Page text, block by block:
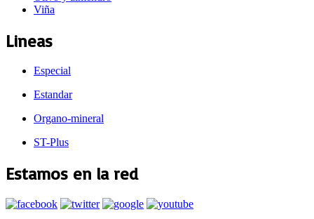
Viña
Lineas
Especial
Estandar
Organo-mineral
ST-Plus
Estamos en la red